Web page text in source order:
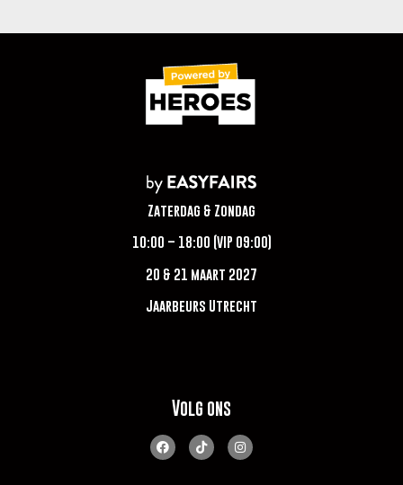
Zaterdag & Zondag
10:00 – 18:00 (VIP 09:00)
20 & 21 maart 2027
Jaarbeurs Utrecht
Volg ons